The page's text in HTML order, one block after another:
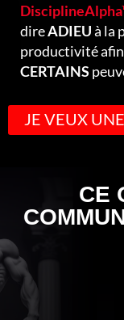
direADIEUà la
productivité
CERTAINS
JE VEUX
CE